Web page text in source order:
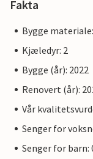
Fakta
Bygge
Kjæledyr: 2
Bygge (år): 2022
Renovert (år):
Vår
Senger for
Senger for barn: